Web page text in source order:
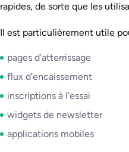
rapides, de sorte que les
Il est particulièrement utile
pages d’atterrissage
flux d’encaissement
inscriptions à l’essai
widgets de newsletter
applications mobiles